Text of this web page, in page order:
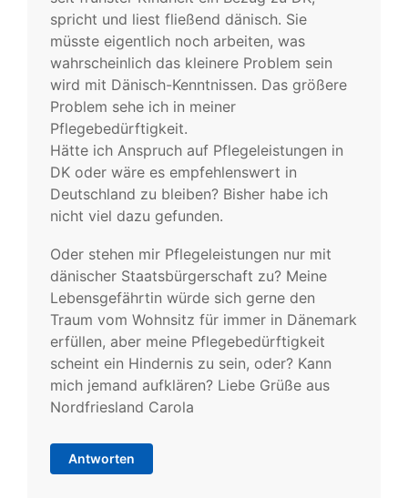
spricht und liest fließend dänisch. Sie
müsste eigentlich noch arbeiten, was
wahrscheinlich das kleinere Problem sein
wird mit Dänisch-Kenntnissen. Das größere
Problem sehe ich in meiner
Pflegebedürftigkeit.
Hätte ich Anspruch auf Pflegeleistungen in
DK oder wäre es empfehlenswert in
Deutschland zu bleiben? Bisher habe ich
nicht viel dazu gefunden.
Oder stehen mir Pflegeleistungen nur mit
dänischer Staatsbürgerschaft zu? Meine
Lebensgefährtin würde sich gerne den
Traum vom Wohnsitz für immer in Dänemark
erfüllen, aber meine Pflegebedürftigkeit
scheint ein Hindernis zu sein, oder? Kann
mich jemand aufklären? Liebe Grüße aus
Nordfriesland Carola
Antworten